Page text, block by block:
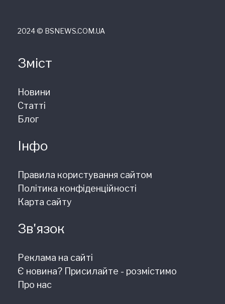
2024 © ВSNEWS.COM.UA
Зміст
Новини
Статті
Блог
Інфо
Правила користування сайтом
Політика конфіденційності
Карта сайту
Зв'язок
Реклама на сайті
Є новина? Присилайте - розмістимо
Про нас